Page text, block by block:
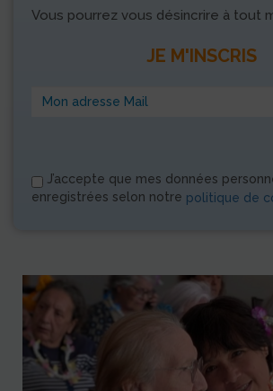
Vous pourrez vous désincrire à tout
JE M'INSCRIS
J’accepte que mes données
enregistrées selon notre politique de